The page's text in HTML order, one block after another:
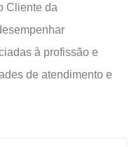
Cliente da
à profissão e
de atendimento e